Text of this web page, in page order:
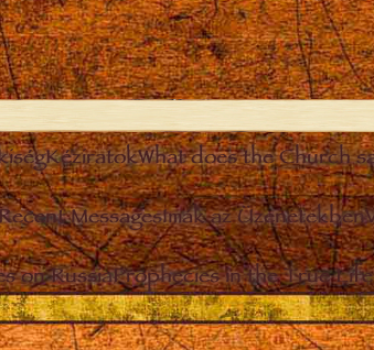
KéziratokWhat does the Church
MessagesImák az Üzenetekben
on RussiaProphecies in the True